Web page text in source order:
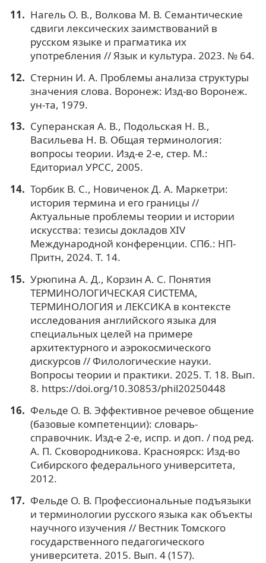
Нагель О. В., Волкова М. В. Семантические
сдвиги лексических заимствований в
русском языке и прагматика их
употребления // Язык и культура. 2023. № 64.
Стернин И. А. Проблемы анализа структуры
значения слова. Воронеж: Изд-во Воронеж.
ун-та, 1979.
Суперанская А. В., Подольская Н. В.,
Васильева Н. В. Общая терминология:
вопросы теории. Изд-е 2-е, стер. М.:
Едиториал УРСС, 2005.
Торбик В. С., Новиченок Д. А. Маркетри:
история термина и его границы //
Актуальные проблемы теории и истории
искусства: тезисы докладов XIV
Международной конференции. СПб.: НП-
Притн, 2024. Т. 14.
Урюпина А. Д., Корзин А. С. Понятия
ТЕРМИНОЛОГИЧЕСКАЯ СИСТЕМА,
ТЕРМИНОЛОГИЯ и ЛЕКСИКА в контексте
исследования английского языка для
специальных целей на примере
архитектурного и аэрокосмического
дискурсов // Филологические науки.
Вопросы теории и практики. 2025. Т. 18. Вып.
8. https://doi.org/10.30853/phil20250448
Фельде О. В. Эффективное речевое общение
(базовые компетенции): словарь-
справочник. Изд-е 2-е, испр. и доп. / под ред.
А. П. Сковородникова. Красноярск: Изд-во
Сибирского федерального университета,
2012.
Фельде О. В. Профессиональные подъязыки
и терминологии русского языка как объекты
научного изучения // Вестник Томского
государственного педагогического
университета. 2015. Вып. 4 (157).